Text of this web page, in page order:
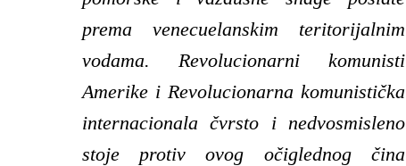
prema venecuelanskim teritorijalnim
vodama. Revolucionarni komunisti
Amerike i Revolucionarna komunistička
internacionala čvrsto i nedvosmisleno
stoje protiv ovog očiglednog čina